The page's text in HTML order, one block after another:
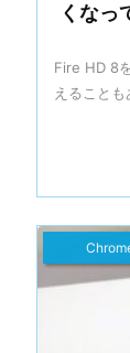
くなっ
Fire HD 8
えること